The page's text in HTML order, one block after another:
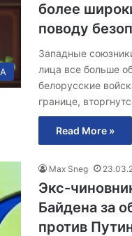
более
поводу
Западные
лица все больше
белорусские
границе,
Read More »
Max Sneg
Экс-
Байдена за
против